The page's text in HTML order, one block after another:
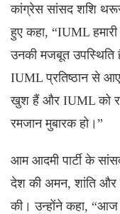
कांग्रेस सांसद शशि
हुए कहा, “IUML
उनकी मजबूत उपस्थिति
IUML प्रतिष्ठान से
खुश हैं और IUML को
रमजान मुबारक हो।”
आम आदमी पार्टी के
देश की अमन, शांति
की। उन्होंने कहा, “आज